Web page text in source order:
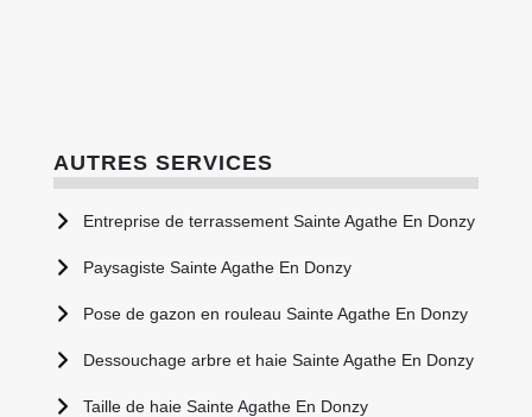
AUTRES SERVICES
Entreprise de terrassement Sainte Agathe En Donzy
Paysagiste Sainte Agathe En Donzy
Pose de gazon en rouleau Sainte Agathe En Donzy
Dessouchage arbre et haie Sainte Agathe En Donzy
Taille de haie Sainte Agathe En Donzy